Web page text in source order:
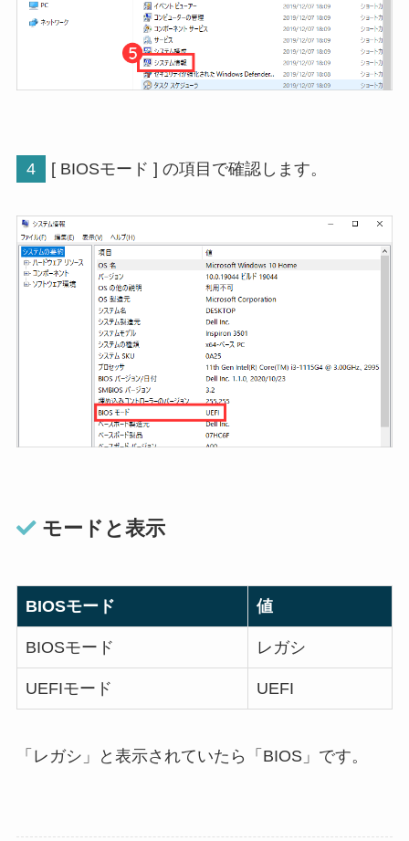
4 [ BIOSモード ] の項目で確認します。
モードと表示
BIOSモード 値
BIOSモード レガシ
UEFIモード UEFI
「レガシ」と表示されていたら「BIOS」です。